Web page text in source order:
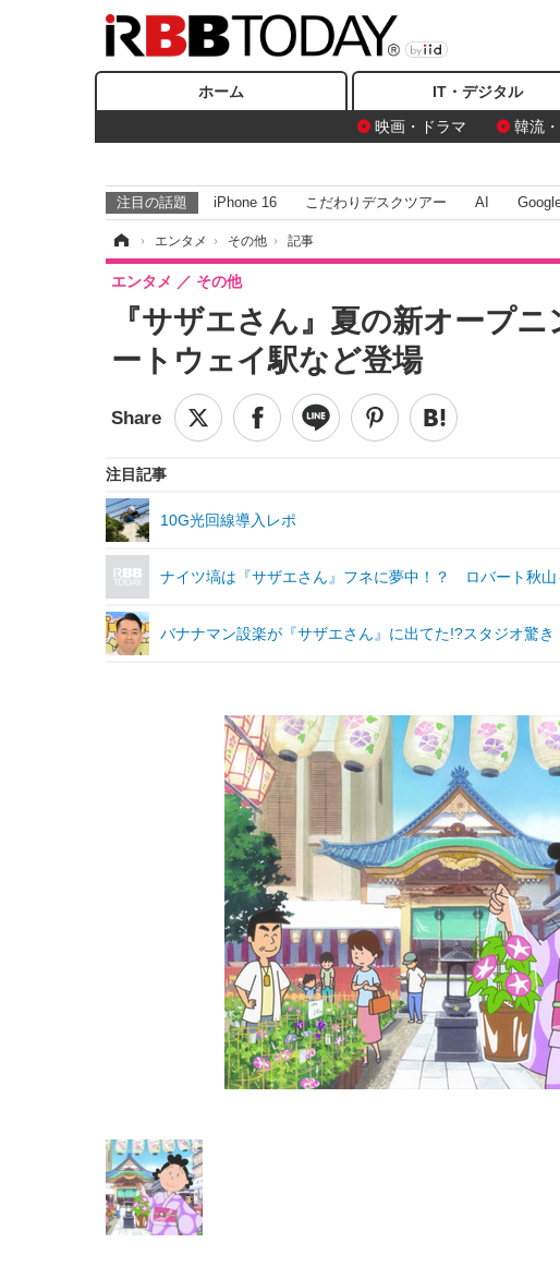
ホーム IT・デジタル
映画・ドラマ
韓流
注目の話題 iPhone 16 こだわりデスクツアー AI
› エンタメ › その他 › 記事
『サザエさん』夏の新オープ
ートウェイ駅など登場
エンタメ その他
注目記事
10G光回線導入レポ
ナイツ塙は『サザエさん』フネに夢中！？ ロバート秋山
バナナマン設楽が『サザエさん』に出てた!?スタジオ驚き